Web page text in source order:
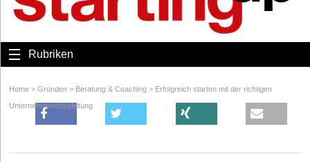
Rubriken
Home > Gründen > Beratung & Coaching > Erfolgreich starten mit der richtigen
Unternehmensbegleitung